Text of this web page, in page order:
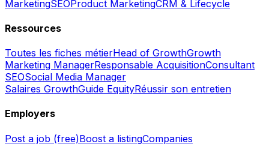
MarketingSEOProduct MarketingCRM & Lifecycle
Ressources
Toutes les fiches métierHead of GrowthGrowth
Marketing ManagerResponsable AcquisitionConsultant
SEOSocial Media Manager
Salaires GrowthGuide EquityRéussir son entretien
Employers
Post a job (free)Boost a listingCompanies